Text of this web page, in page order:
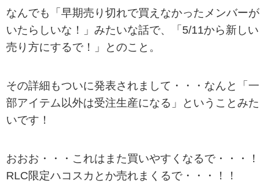
なんでも「早期売り切れで買えなかったメンバーが
いたらしいな！」みたいな話で、「5/11から新しい
売り方にするで！」とのこと。
その詳細もついに発表されまして・・・なんと「一
部アイテム以外は受注生産になる」ということみた
いです！
おおお・・・これはまた買いやすくなるで・・・！
RLC限定ハコスカとか売れまくるで・・・！！